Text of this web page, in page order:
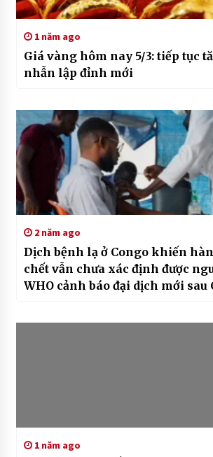
1 năm ago
Giá vàng hôm nay 5/3: tiếp tục
nhẫn lập đỉnh mới
2 năm ago
Dịch bệnh lạ ở Congo khiến
chết vẫn chưa xác định được
WHO cảnh báo đại dịch mới sau
1 năm ago